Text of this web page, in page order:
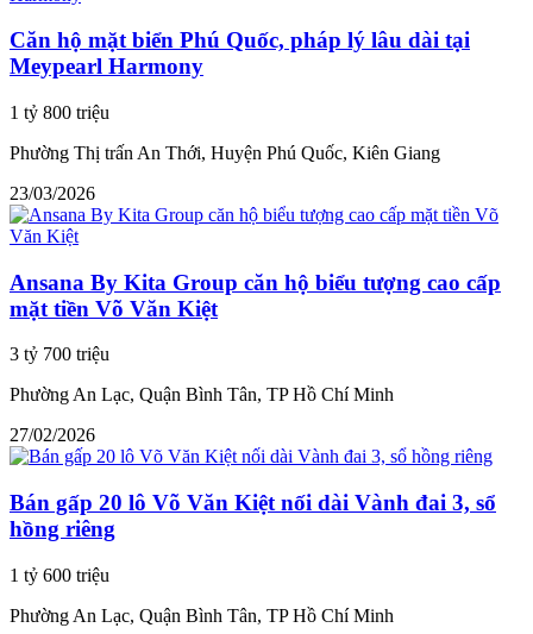
Căn hộ mặt biển Phú Quốc, pháp lý lâu dài tại
Meypearl Harmony
1 tỷ 800 triệu
Phường Thị trấn An Thới, Huyện Phú Quốc, Kiên Giang
23/03/2026
Ansana By Kita Group căn hộ biểu tượng cao cấp
mặt tiền Võ Văn Kiệt
3 tỷ 700 triệu
Phường An Lạc, Quận Bình Tân, TP Hồ Chí Minh
27/02/2026
Bán gấp 20 lô Võ Văn Kiệt nối dài Vành đai 3, sổ
hồng riêng
1 tỷ 600 triệu
Phường An Lạc, Quận Bình Tân, TP Hồ Chí Minh